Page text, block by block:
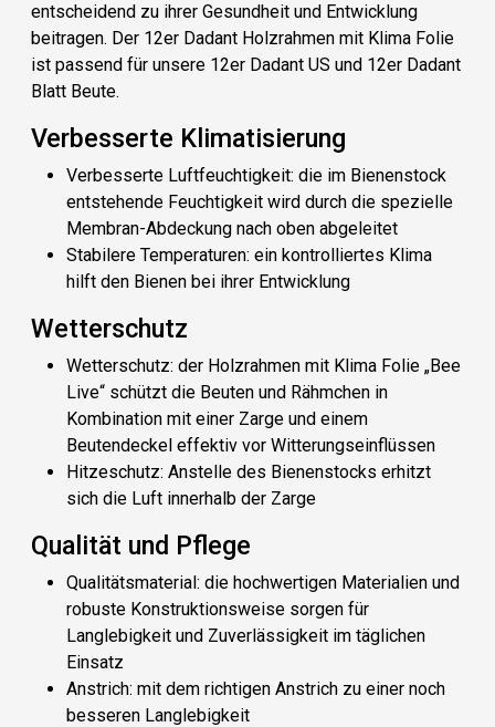
entscheidend zu ihrer Gesundheit und Entwicklung
beitragen. Der 12er Dadant Holzrahmen mit Klima Folie
ist passend für unsere 12er Dadant US und 12er Dadant
Blatt Beute.
Verbesserte Klimatisierung
Verbesserte Luftfeuchtigkeit: die im Bienenstock
entstehende Feuchtigkeit wird durch die spezielle
Membran-Abdeckung nach oben abgeleitet
Stabilere Temperaturen: ein kontrolliertes Klima
hilft den Bienen bei ihrer Entwicklung
Wetterschutz
Wetterschutz: der Holzrahmen mit Klima Folie „Bee
Live“ schützt die Beuten und Rähmchen in
Kombination mit einer Zarge und einem
Beutendeckel effektiv vor Witterungseinflüssen
Hitzeschutz: Anstelle des Bienenstocks erhitzt
sich die Luft innerhalb der Zarge
Qualität und Pflege
Qualitätsmaterial: die hochwertigen Materialien und
robuste Konstruktionsweise sorgen für
Langlebigkeit und Zuverlässigkeit im täglichen
Einsatz
Anstrich: mit dem richtigen Anstrich zu einer noch
besseren Langlebigkeit